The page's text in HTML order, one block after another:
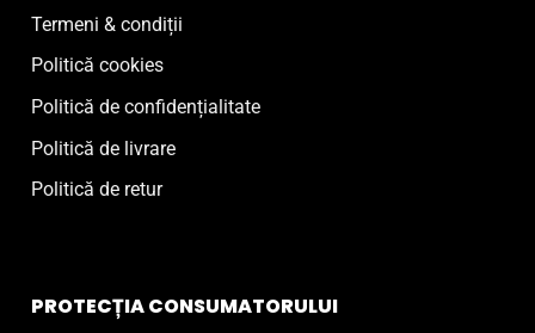
Termeni & condiții
Politică cookies
Politică de confidențialitate
Politică de livrare
Politică de retur
PROTECȚIA CONSUMATORULUI